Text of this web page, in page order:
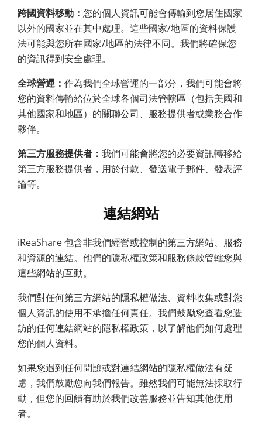
跨國資料移動： 您的個人資訊可能會傳輸到您居住國家
以外的國家並在其中處理。這些國家/地區的資料保護
法可能與您所在國家/地區的法律不同。我們將確保您
的資訊得到安全處理。
全球營運： 作為我們全球營運的一部分，我們可能會將
您的資料傳輸給位於全球各個司法管轄區（包括美國和
其他國家和地區）的關聯公司、服務提供者或業務合作
夥伴。
第三方服務提供者： 我們可能會將您的必要資訊轉移給
第三方服務提供者，用於付款、發送電子郵件、發表評
論等。
連結網站
iReaShare 包含非我們經營或控制的第三方網站、服務
和資源的連結。他們的隱私權政策和服務條款管轄您與
這些網站的互動。
我們對任何第三方網站的隱私權做法、資料收集或對您
個人資訊的使用不承擔任何責任。我們鼓勵您查看您造
訪的任何連結網站的隱私權政策，以了解他們如何處理
您的個人資料。
如果您遇到任何問題或對連結網站的隱私權做法有疑
慮，我們鼓勵您向我們報告。雖然我們可能無法採取行
動，但您的回饋有助於我們改善服務並告知其他使用
者。